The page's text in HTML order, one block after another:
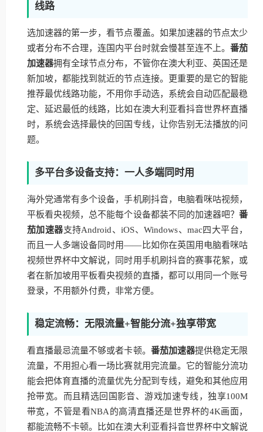
线路
选加速器的第一步，看节点覆盖。如果加速器的节点太少
或者分布不合理，连国内平台时就会慢甚至连不上。 番茄
加速器拥有全球节点分布，不管你在澳大利亚、英国还是
新加坡，都能找到就近的节点连接。更重要的是它的智能
推荐最优线路功能，不用你手动选，系统会自动匹配最稳
定、延迟最低的线路，比如在澳大利亚看抖音世界杯直播
时，系统会选择最快的回国专线，让你告别无法播放的问
题。
多平台多设备支持：一人多端同时用
海外党通常有多个设备，手机刷抖音，电脑看咪咕视频，
平板看央视频，总不能每个设备都装不同的加速器吧？ 番
茄加速器支持Android、iOS、Windows、mac四大平台，
而且一人多端设备同时用——比如你在英国用电脑看咪咕
视频世界杯中文解说，同时用手机刷抖音的赛事花絮，或
者在新加坡用平板看央视频的直播，都可以用同一个账号
登录，不用额外付费，非常方便。
稳定流畅：无限流量+智能分流+独享带宽
看直播最忌流量不够或者卡顿。 番茄加速器提供稳定无限
流量，不用担心看一场比赛就用完流量。它的智能分流功
能会把体育直播的流量优先分配到专线，避免和其他应用
抢带宽。而且精选回国影音、游戏加速专线，独享100M
带宽，不管是看NBA的高清直播还是世界杯的4K画面，
都能流畅不卡顿。比如在澳大利亚看抖音世界杯中文解说